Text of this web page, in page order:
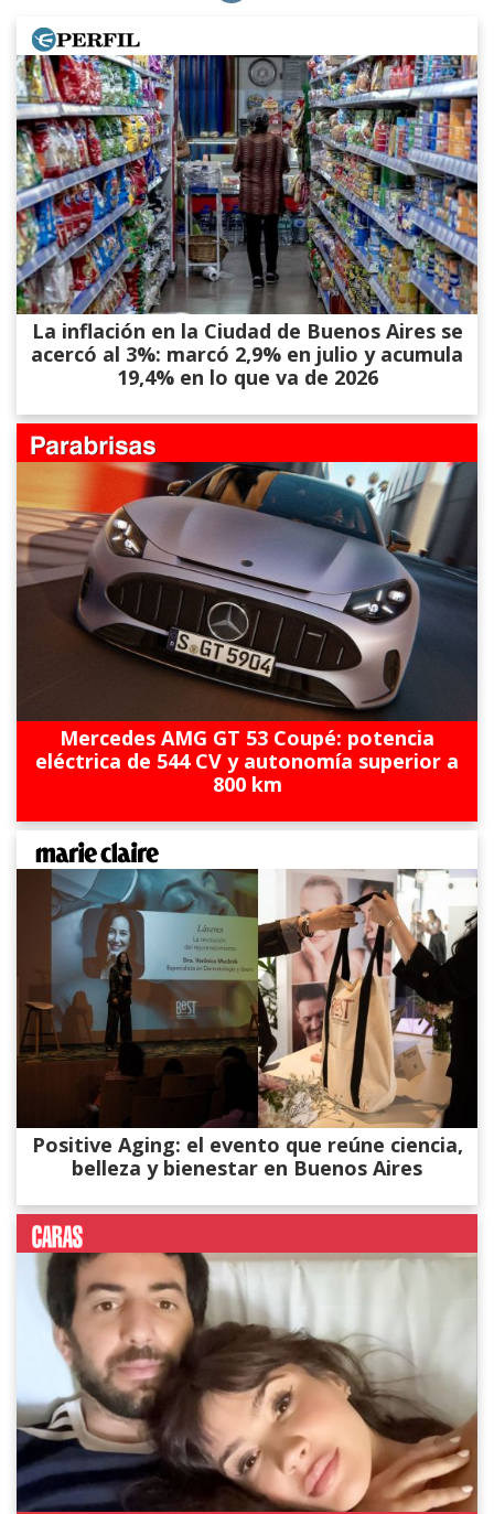
La inflación en la Ciudad de Buenos Aires se
acercó al 3%: marcó 2,9% en julio y acumula
19,4% en lo que va de 2026
Mercedes AMG GT 53 Coupé: potencia
eléctrica de 544 CV y autonomía superior a
800 km
Positive Aging: el evento que reúne ciencia,
belleza y bienestar en Buenos Aires